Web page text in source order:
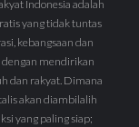
Indonesia adalah
yang tidak tuntas
kebangsaan dan
mendirikan
dan rakyat. Dimana
akan diambilalih
yang paling siap;